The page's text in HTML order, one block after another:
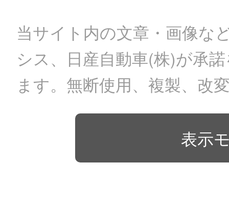
当サイト内の文章・画像な
シス、日産自動車(株)が承
ます。無断使用、複製、改
表示